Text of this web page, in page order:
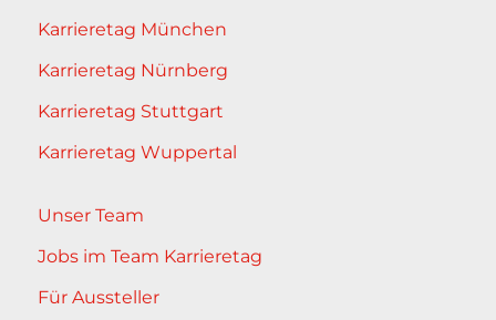
Karrieretag München
Karrieretag Nürnberg
Karrieretag Stuttgart
Karrieretag Wuppertal
Unser Team
Jobs im Team Karrieretag
Für Aussteller